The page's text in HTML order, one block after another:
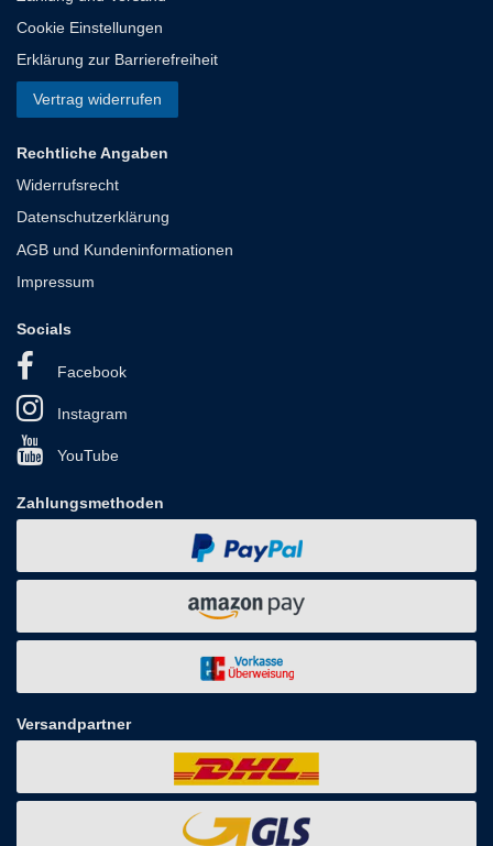
Cookie Einstellungen
Erklärung zur Barrierefreiheit
Vertrag widerrufen
Rechtliche Angaben
Widerrufsrecht
Datenschutzerklärung
AGB und Kundeninformationen
Impressum
Socials
Facebook
Instagram
YouTube
Zahlungsmethoden
Versandpartner